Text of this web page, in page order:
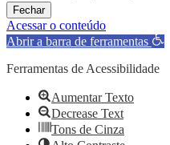
Fechar
Acessar o conteúdo
Abrir a barra de ferramentas
Ferramentas de Acessibilidade
Aumentar Texto
Decrease Text
Tons de Cinza